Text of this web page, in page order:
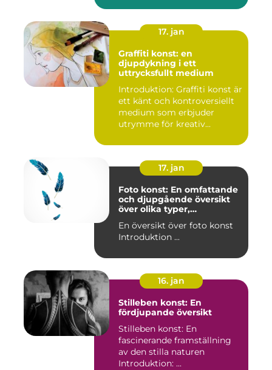
17. jan
Graffiti konst: en
djupdykning i ett
uttrycksfullt medium
Introduktion: Graffiti konst är
ett känt och kontroversiellt
medium som erbjuder
utrymme för kreativ...
17. jan
Foto konst: En omfattande
och djupgående översikt
över olika typer,
aspekter
En översikt över foto konst
Introduktion ...
16. jan
Stilleben konst: En
fördjupande översikt
Stilleben konst: En
fascinerande framställning
av den stilla naturen
Introduktion: ...